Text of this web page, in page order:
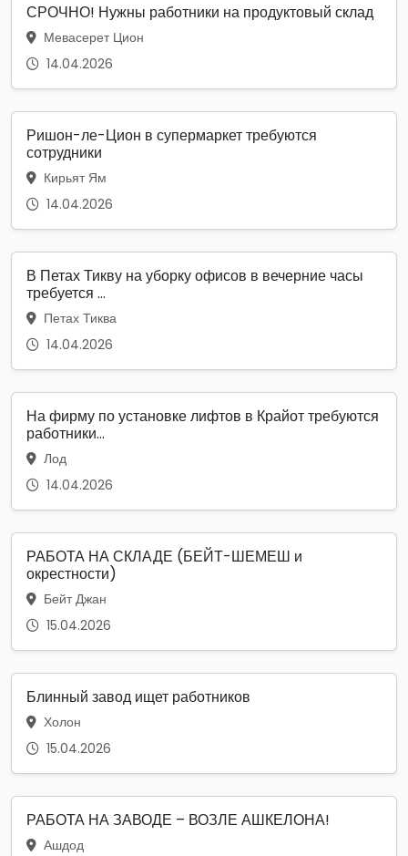
СРОЧНО! Нужны работники на продуктовый склад
Мевасерет Цион
14.04.2026
Ришон-ле-Цион в супермаркет требуются
сотрудники
Кирьят Ям
14.04.2026
В Петах Тикву на уборку офисов в вечерние часы
требуется ...
Петах Тиква
14.04.2026
На фирму по установке лифтов в Крайот требуются
работники...
Лод
14.04.2026
РАБОТА НА СКЛАДЕ (БЕЙТ-ШЕМЕШ и
окрестности)
Бейт Джан
15.04.2026
Блинный завод ищет работников
Холон
15.04.2026
РАБОТА НА ЗАВОДЕ – ВОЗЛЕ АШКЕЛОНА!
Ашдод